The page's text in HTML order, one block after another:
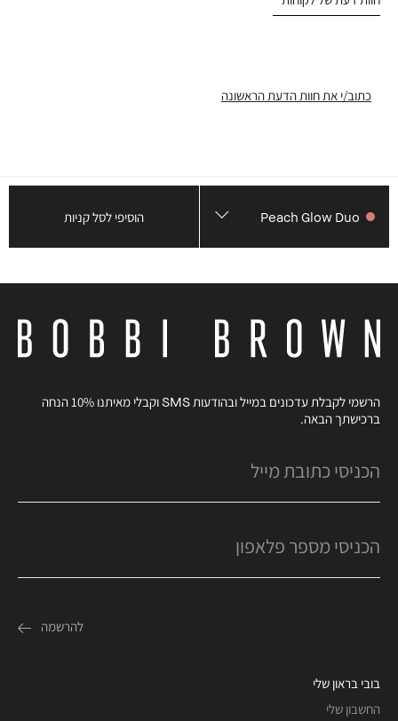
כתוב/י את חוות הדעת הראשונה
Peach Glow Duo הוסיפי לסל קניות
הרשמי לקבלת עדכונים במייל ובהודעות SMS וקבלי מאיתנו 10% הנחה
ברכישתך הבאה.
בובי בראון שלי
החשבון שלי